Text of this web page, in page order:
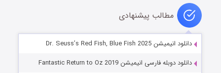
مطالب پیشنهادی
دانلود انیمیشن Dr. Seuss’s Red Fish, Blue Fish 2025
دانلود دوبله فارسی انیمیشن Fantastic Return to Oz 2019